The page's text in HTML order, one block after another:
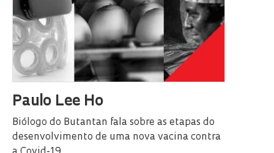
Paulo Lee Ho
Biólogo do Butantan fala sobre as etapas do
desenvolvimento de uma nova vacina contra